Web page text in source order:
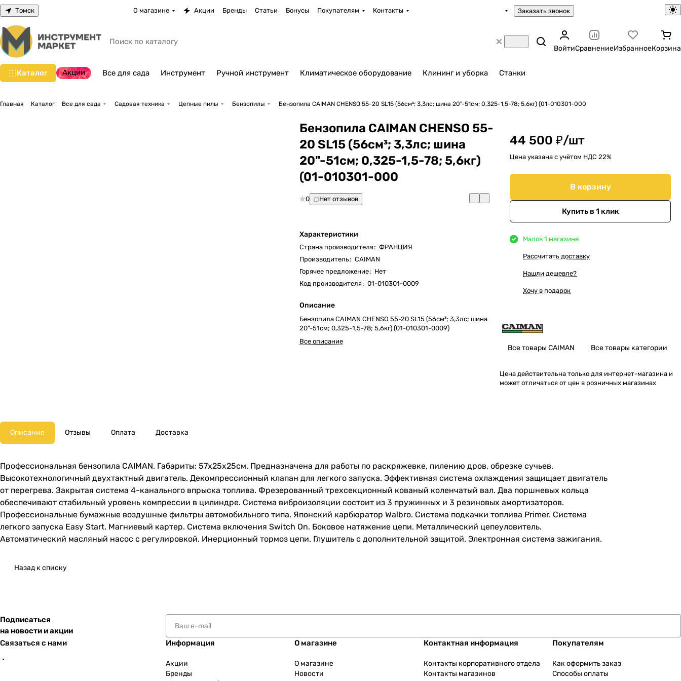
Томск О магазине Акции Бренды Статьи Бонусы Покупателям Контакты Заказать звонок
ВойтиСравнениеИзбранноеКорзина
Каталог Акции Все для сада Инструмент Ручной инструмент Климатическое оборудование Клининг и уборка Станки
Главная Каталог Все для сада Садовая техника Цепные пилы Бензопилы Бензопила CAIMAN CHENSO 55-20 SL15 (56см³; 3,3лс; шина 20"-51см; 0,325-1,5-78; 5,6кг) (01-010301-000
Бензопила CAIMAN CHENSO 55-
20 SL15 (56см³; 3,3лс; шина
20"-51см; 0,325-1,5-78; 5,6кг)
(01-010301-000
0 Нет отзывов
Характеристики
Страна производителя: ФРАНЦИЯ
Производитель: CAIMAN
Горячее предложение: Нет
Код производителя: 01-010301-0009
Описание
Бензопила CAIMAN CHENSO 55-20 SL15 (56см³; 3,3лс; шина
20"-51см; 0,325-1,5-78; 5,6кг) (01-010301-0009)
Все описание
44 500 ₽/шт
Цена указана с учётом НДС 22%
В корзину
Купить в 1 клик
Малов 1 магазине
Рассчитать доставку
Нашли дешевле?
Хочу в подарок
Все товары CAIMAN Все товары категории
Цена действительна только для интернет-магазина и
может отличаться от цен в розничных магазинах
Описание Отзывы Оплата Доставка
Профессиональная бензопила CAIMAN. Габариты: 57х25х25см. Предназначена для работы по раскряжевке, пилению дров, обрезке сучьев.
Высокотехнологичный двухтактный двигатель. Декомпрессионный клапан для легкого запуска. Эффективная система охлаждения защищает двигатель
от перегрева. Закрытая система 4-канального впрыска топлива. Фрезерованный трехсекционный кованый коленчатый вал. Два поршневых кольца
обеспечивают стабильный уровень компрессии в цилиндре. Система виброизоляции состоит из 3 пружинных и 3 резиновых амортизаторов.
Профессиональные бумажные воздушные фильтры автомобильного типа. Японский карбюратор Walbro. Система подкачки топлива Primer. Система
легкого запуска Easy Start. Магниевый картер. Система включения Switch On. Боковое натяжение цепи. Металлический цепеуловитель.
Автоматический масляный насос с регулировкой. Инерционный тормоз цепи. Глушитель с дополнительной защитой. Электронная система зажигания.
Назад к списку
Подписаться
на новости и акции
Связаться с нами
Информация
Акции
Бренды
О магазине
О магазине
Новости
Контактная информация
Контакты корпоративного отдела
Контакты магазинов
Покупателям
Как оформить заказ
Способы оплаты